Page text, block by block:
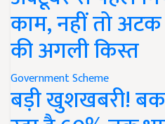
काम, नहीं तो
की अगली किस्त
Government Scheme
बड़ी खुशखबरी!